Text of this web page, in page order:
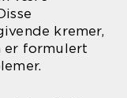
kremer,
er formulert